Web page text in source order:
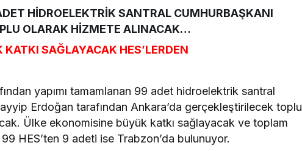
HİDROELEKTRİK SANTRAL CUMHURBAŞKANI
OLARAK HİZMETE ALINACAK…
SAĞLAYACAK HES’LERDEN
yapımı tamamlanan 99 adet hidroelektrik santral
Erdoğan tarafından Ankara’da gerçekleştirilecek toplu
Ülke ekonomisine büyük katkı sağlayacak ve toplam
HES’ten 9 adeti ise Trabzon’da bulunuyor.